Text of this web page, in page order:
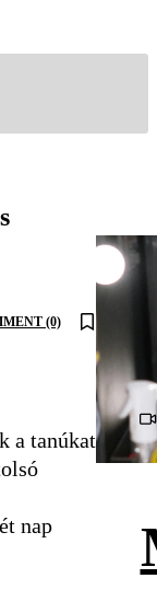
(0)
a tanúkat
nap